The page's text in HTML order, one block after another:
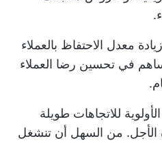
معدل الاحتفاظ بالعملاء
في تحسين رضا العملاء
للاتجاهات طويلة
الأجل. من السهل أن تنشغل